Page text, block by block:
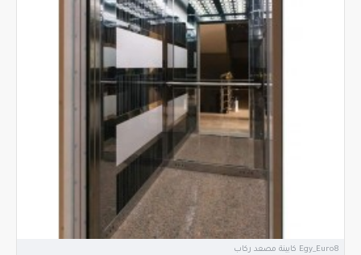
Egy_Euro8 كابينة مصعد ركاب